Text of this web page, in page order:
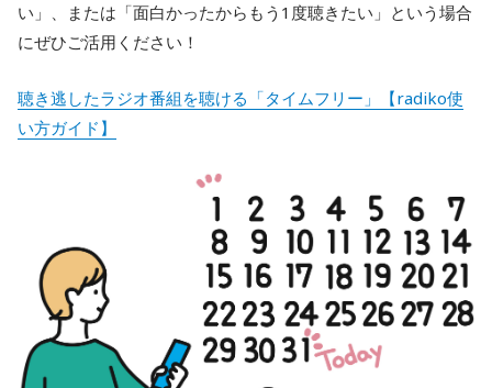
い」、または「面白かったからもう1度聴きたい」という場合
にぜひご活用ください！
聴き逃したラジオ番組を聴ける「タイムフリー」【radiko使
い方ガイド】